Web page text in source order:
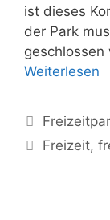
ist dieses
der Park
Weiterlesen
in
Freizeit,